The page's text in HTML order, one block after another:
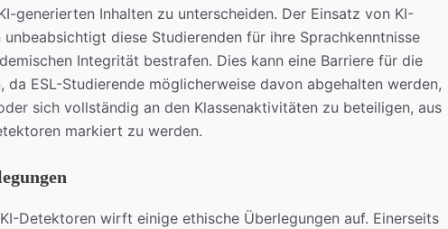
generierten Inhalten zu unterscheiden. Der Einsatz von KI-
diese Studierenden für ihre Sprachkenntnisse
Integrität bestrafen. Dies kann eine Barriere für die
da ESL-Studierende möglicherweise davon abgehalten werden,
sich vollständig an den Klassenaktivitäten zu beteiligen, aus
markiert zu werden.
Detektoren wirft einige ethische Überlegungen auf. Einerseits